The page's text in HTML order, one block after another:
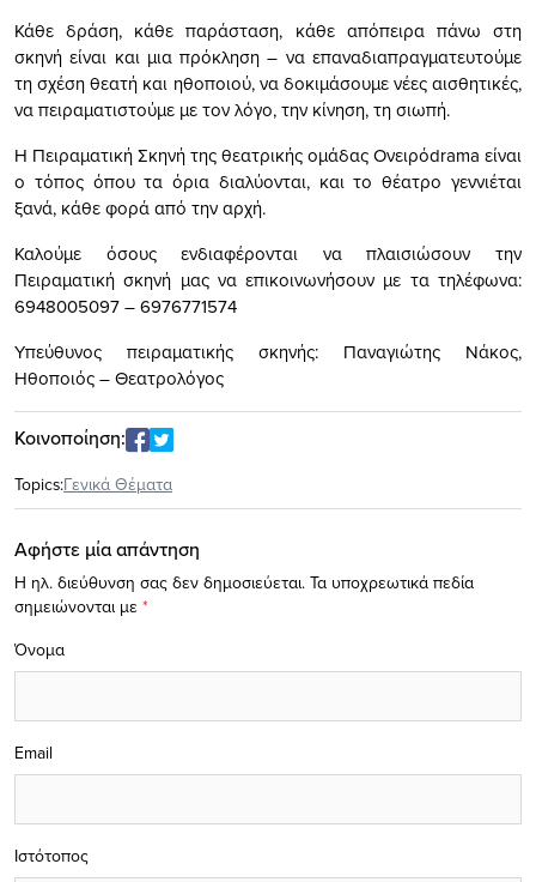
Κάθε δράση, κάθε παράσταση, κάθε απόπειρα πάνω στη
σκηνή είναι και μια πρόκληση – να επαναδιαπραγματευτούμε
τη σχέση θεατή και ηθοποιού, να δοκιμάσουμε νέες αισθητικές,
να πειραματιστούμε με τον λόγο, την κίνηση, τη σιωπή.
Η Πειραματική Σκηνή της θεατρικής ομάδας Ονειρόdrama είναι
ο τόπος όπου τα όρια διαλύονται, και το θέατρο γεννιέται
ξανά, κάθε φορά από την αρχή.
Καλούμε όσους ενδιαφέρονται να πλαισιώσουν την
Πειραματική σκηνή μας να επικοινωνήσουν με τα τηλέφωνα:
6948005097 – 6976771574
Υπεύθυνος πειραματικής σκηνής: Παναγιώτης Νάκος,
Ηθοποιός – Θεατρολόγος
Κοινοποίηση:
Topics:Γενικά Θέματα
Αφήστε μία απάντηση
Η ηλ. διεύθυνση σας δεν δημοσιεύεται. Τα υποχρεωτικά πεδία
σημειώνονται με *
Όνομα
Email
Ιστότοπος